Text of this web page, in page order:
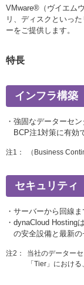
VMware®（ヴイエム
リ、ディスクといっ
ーをご提供します。
特長
インフラ構築
強固なデーターセ
BCP注1対策に有効
注1： （Business
セキュリティ
サーバーから回線ま
dynaCloud Hosting
の安全設備と最新の
注2：
当社のデーター
「Tier」におけ